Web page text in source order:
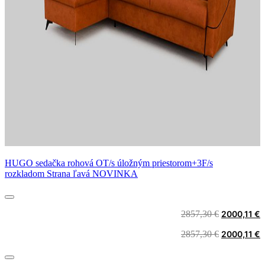
HUGO sedačka rohová OT/s úložným priestorom+3F/s
rozkladom Strana ľavá NOVINKA
2857,30€ Original
was:
2000,11 €
2857,30€ Original
2000,11 €